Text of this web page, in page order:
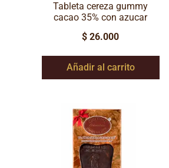
Tableta cereza gummy
cacao 35% con azucar
$ 26.000
Añadir al carrito